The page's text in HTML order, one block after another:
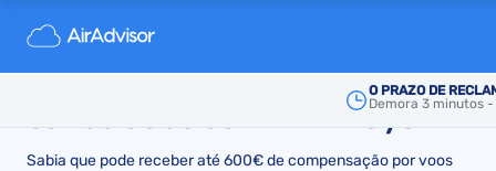
O PRAZO DE
Demora 3 minutos -
Indemnização e reembolso
por voos atrasados ou
cancelados da ITA Airways
Sabia que pode receber até 600€ de compensação por voos